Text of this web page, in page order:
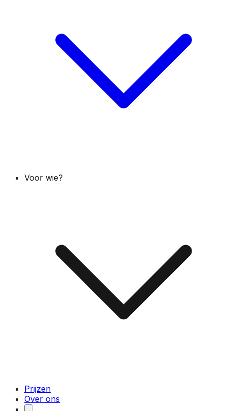
Voor wie?
Prijzen
Over ons